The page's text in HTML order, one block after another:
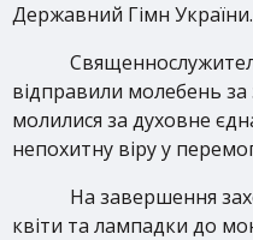
Державний Гімн України.
відправили молебень за
молилися за духовне
непохитну віру у
На завершення
квіти та лампадки до